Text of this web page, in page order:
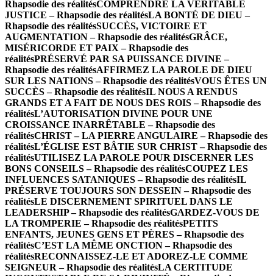
Rhapsodie des réalitésCOMPRENDRE LA VÉRITABLE
JUSTICE – Rhapsodie des réalitésLA BONTÉ DE DIEU –
Rhapsodie des réalitésSUCCÈS, VICTOIRE ET
AUGMENTATION – Rhapsodie des réalitésGRÂCE,
MISÉRICORDE ET PAIX – Rhapsodie des
réalitésPRÉSERVÉ PAR SA PUISSANCE DIVINE –
Rhapsodie des réalitésAFFIRMEZ LA PAROLE DE DIEU
SUR LES NATIONS – Rhapsodie des réalitésVOUS ÊTES UN
SUCCÈS – Rhapsodie des réalitésIL NOUS A RENDUS
GRANDS ET A FAIT DE NOUS DES ROIS – Rhapsodie des
réalitésL’AUTORISATION DIVINE POUR UNE
CROISSANCE INARRÊTABLE – Rhapsodie des
réalitésCHRIST – LA PIERRE ANGULAIRE – Rhapsodie des
réalitésL’ÉGLISE EST BÂTIE SUR CHRIST – Rhapsodie des
réalitésUTILISEZ LA PAROLE POUR DISCERNER LES
BONS CONSEILS – Rhapsodie des réalitésCOUPEZ LES
INFLUENCES SATANIQUES – Rhapsodie des réalitésIL
PRÉSERVE TOUJOURS SON DESSEIN – Rhapsodie des
réalitésLE DISCERNEMENT SPIRITUEL DANS LE
LEADERSHIP – Rhapsodie des réalitésGARDEZ-VOUS DE
LA TROMPERIE – Rhapsodie des réalitésPETITS
ENFANTS, JEUNES GENS ET PÈRES – Rhapsodie des
réalitésC’EST LA MÊME ONCTION – Rhapsodie des
réalitésRECONNAISSEZ-LE ET ADOREZ-LE COMME
SEIGNEUR – Rhapsodie des réalitésLA CERTITUDE